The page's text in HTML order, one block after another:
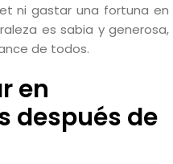
ni gastar una fortuna en
es sabia y generosa,
de todos.
en
después de